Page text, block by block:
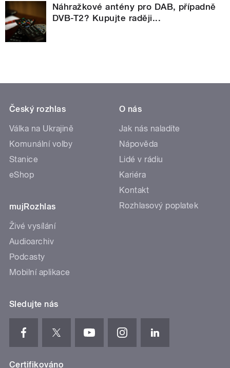
Náhražkové antény pro DAB, případně
DVB-T2? Kupujte raději...
Český rozhlas
Válka na Ukrajině
Komunální volby
Stanice
eShop
mujRozhlas
Živé vysílání
Audioarchiv
Podcasty
Mobilní aplikace
O nás
Jak nás naladíte
Nápověda
Lidé v rádiu
Kariéra
Kontakt
Rozhlasový poplatek
Sledujte nás
Certifikováno